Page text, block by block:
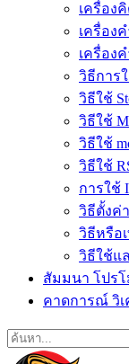
เครื่อง
เครื่อง
เครื่อง
วิธีการ
วิธีใช้
วิธีใช้
วิธีใช้
วิธีใช้
การใช้
วิธีตั้งค่
วิธีหรือ
วิธีใช้แ
สัมมนา โปร
คาดการณ์ วิเ